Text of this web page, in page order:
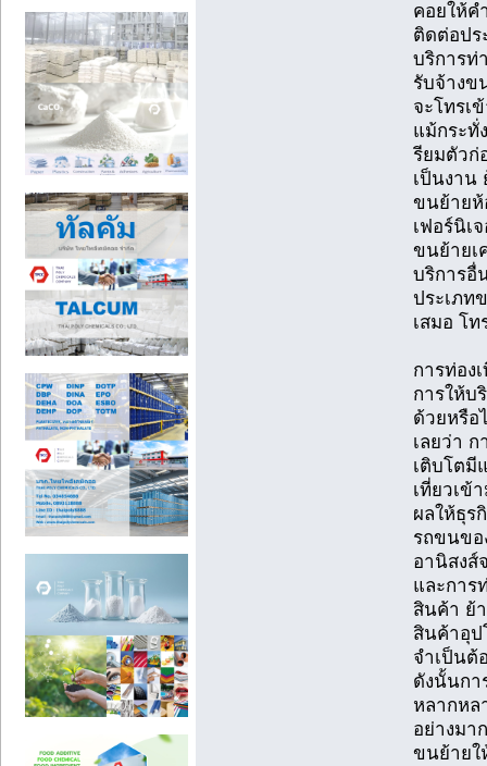
คอยให้ค
ติดต่อปร
บริการท่
รับจ้างข
จะโทรเ
แม้กระทั่
รียมตัวก่
เป็นงาน
ขนย้ายห้
เฟอร์นิเ
ขนย้ายเ
บริการอื่
ประเภท
เสมอ โ
การท่อง
การให้บ
ด้วยหรือ
เลยว่า ก
เติบโตมี
เที่ยวเข้
ผลให้ธุร
รถขนขอ
อานิสงส์
และการ
สินค้า ย้
สินค้าอุ
จำเป็นต้
ดังนั้นกา
หลากหล
อย่างมา
ขนย้ายใ